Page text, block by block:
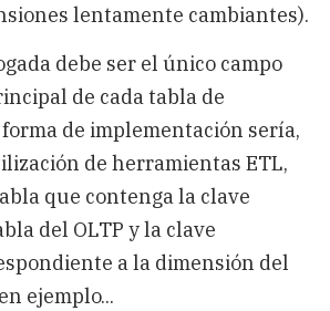
lentamente cambiantes).
debe ser el único campo
de cada tabla de
de implementación sería,
de herramientas ETL,
que contenga la clave
del OLTP y la clave
a la dimensión del
ejemplo...